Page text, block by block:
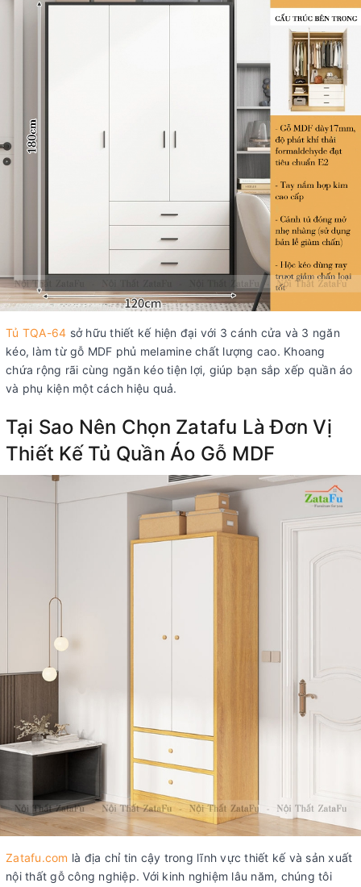
Tủ TQA-64 sở hữu thiết kế hiện đại với 3 cánh cửa và 3 ngăn
kéo, làm từ gỗ MDF phủ melamine chất lượng cao. Khoang
chứa rộng rãi cùng ngăn kéo tiện lợi, giúp bạn sắp xếp quần áo
và phụ kiện một cách hiệu quả.
Tại Sao Nên Chọn Zatafu Là Đơn Vị
Thiết Kế Tủ Quần Áo Gỗ MDF
Zatafu.com là địa chỉ tin cậy trong lĩnh vực thiết kế và sản xuất
nội thất gỗ công nghiệp. Với kinh nghiệm lâu năm, chúng tôi